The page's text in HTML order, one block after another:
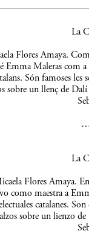
La
Flores Amaya.
Emma Maleras com
Són famoses
sobre un llenç de
La
Flores Amaya.
como maestra a
catalanes.
sobre un lienzo